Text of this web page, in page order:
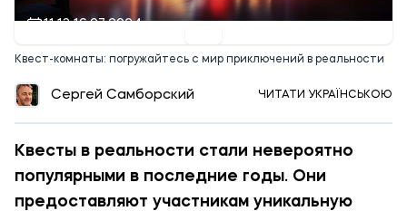
11:13 16.07.2024
Квест-комнаты: погружайтесь с мир приключений в реальности
Сергей Самборский ЧИТАТИ УКРАЇНСЬКОЮ
Квесты в реальности стали невероятно
популярными в последние годы. Они
предоставляют участникам уникальную